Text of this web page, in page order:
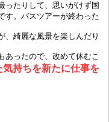
ったりして、思いがけず国
す。バスツアーが終わった
、綺麗な風景を楽しんだり
持ちを新たに仕事を